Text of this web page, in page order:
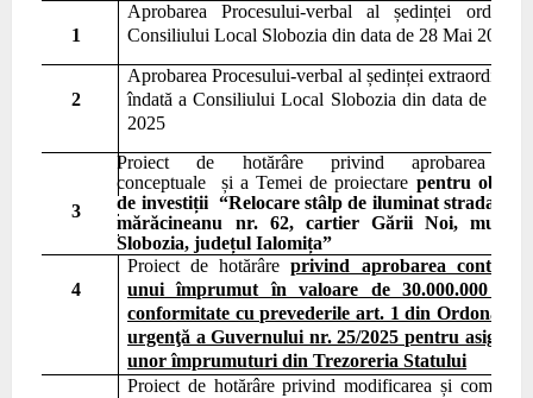
1
Aprobarea Procesului-verbal al ședinței
Consiliului Local Slobozia din data de 28 Mai 2025
2
Aprobarea Procesului-verbal al ședinței extraordinare
îndată a Consiliului Local Slobozia din data de 1
2025
3
Proiect de hotărâre privind aprobarea
conceptuale și a Temei de proiectare pentru
de investiții“Relocare stâlp de iluminat strada
mărăcineanu nr. 62, cartier Gării Noi,
Slobozia, județul Ialomița”
4
Proiect de hotărâre privind aprobarea
unui împrumut în valoare de 30.000.000 lei,
conformitate cu prevederile art. 1 din Ordonanţa
urgenţă a Guvernului nr. 25/2025 pentru
unor împrumuturi din Trezoreria Statului
Proiect de hotărâreprivind modificarea și